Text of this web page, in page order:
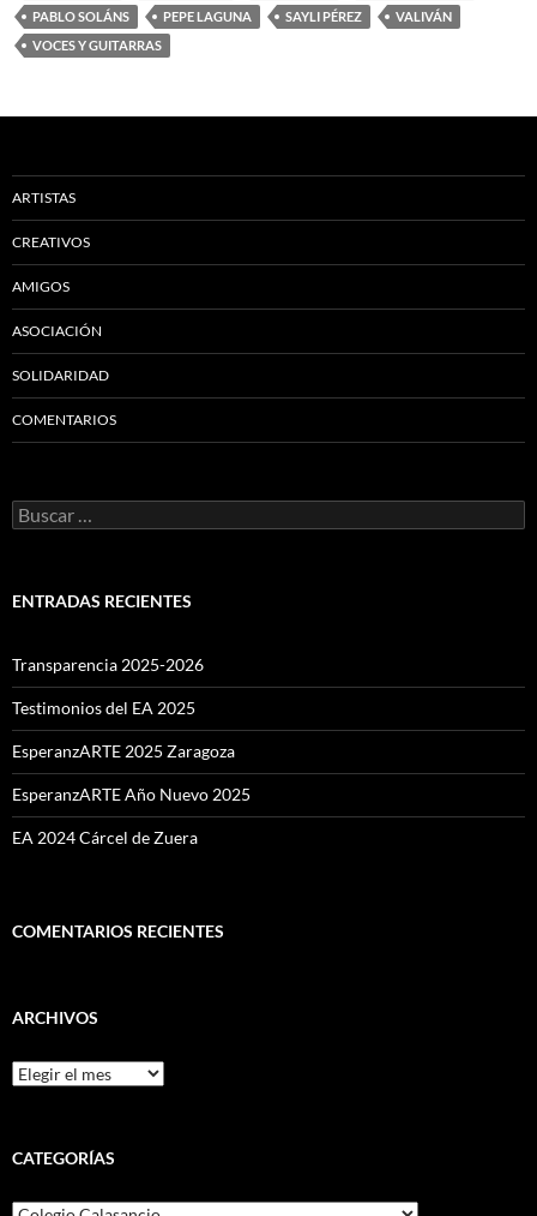
PABLO SOLÁNS
PEPE LAGUNA SAYLI PÉREZ
VALIVÁN
VOCES Y GUITARRAS
ARTISTAS
CREATIVOS
AMIGOS
ASOCIACIÓN
SOLIDARIDAD
COMENTARIOS
Buscar:
ENTRADAS RECIENTES
Transparencia 2025-2026
Testimonios del EA 2025
EsperanzARTE 2025 Zaragoza
EsperanzARTE Año Nuevo 2025
EA 2024 Cárcel de Zuera
COMENTARIOS RECIENTES
ARCHIVOS
Archivos
CATEGORÍAS
Categorías